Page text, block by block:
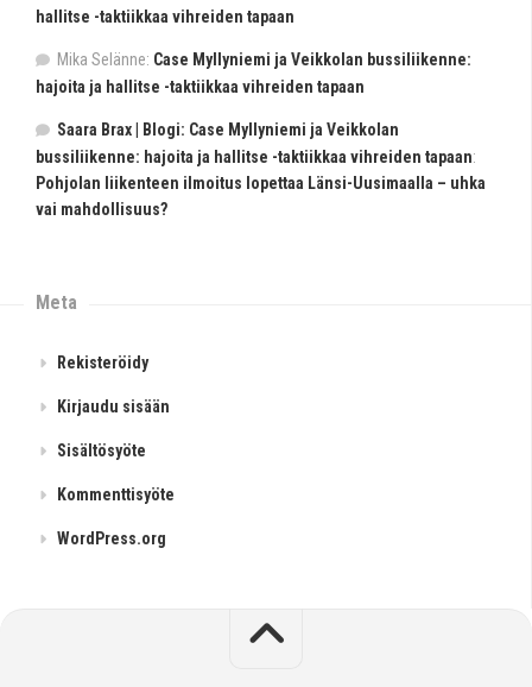
hallitse -taktiikkaa vihreiden tapaan
Mika Selänne: Case Myllyniemi ja Veikkolan bussiliikenne:
hajoita ja hallitse -taktiikkaa vihreiden tapaan
Saara Brax | Blogi: Case Myllyniemi ja Veikkolan
bussiliikenne: hajoita ja hallitse -taktiikkaa vihreiden tapaan:
Pohjolan liikenteen ilmoitus lopettaa Länsi-Uusimaalla – uhka
vai mahdollisuus?
Meta
Rekisteröidy
Kirjaudu sisään
Sisältösyöte
Kommenttisyöte
WordPress.org